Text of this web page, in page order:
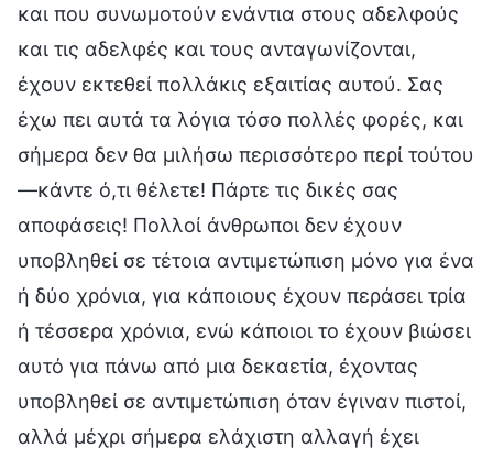
και που συνωμοτούν ενάντια στους αδελφούς
και τις αδελφές και τους ανταγωνίζονται,
έχουν εκτεθεί πολλάκις εξαιτίας αυτού. Σας
έχω πει αυτά τα λόγια τόσο πολλές φορές, και
σήμερα δεν θα μιλήσω περισσότερο περί τούτου
—κάντε ό,τι θέλετε! Πάρτε τις δικές σας
αποφάσεις! Πολλοί άνθρωποι δεν έχουν
υποβληθεί σε τέτοια αντιμετώπιση μόνο για ένα
ή δύο χρόνια, για κάποιους έχουν περάσει τρία
ή τέσσερα χρόνια, ενώ κάποιοι το έχουν βιώσει
αυτό για πάνω από μια δεκαετία, έχοντας
υποβληθεί σε αντιμετώπιση όταν έγιναν πιστοί,
αλλά μέχρι σήμερα ελάχιστη αλλαγή έχει